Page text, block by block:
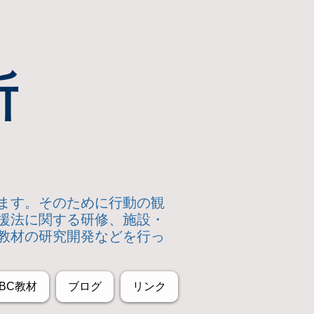
す。そのために行動の観
法に関する研修、施設・
材の研究開発などを行っ
教材 ブログ リンク